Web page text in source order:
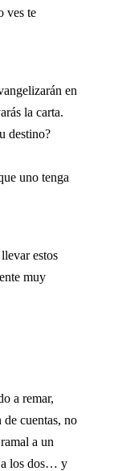
ves te
en
la carta.
destino?
uno tenga
estos
muy
a remar,
de cuentas, no
a un
a los dos… y